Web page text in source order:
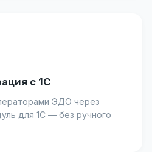
с 1С
ЭДО через
для 1С — без ручного